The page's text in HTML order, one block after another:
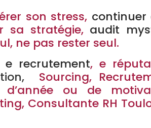
son stress, continuer
sa stratégie, audit
ne pas rester seul.
e recrutement, e
,Sourcing,
ou de
Consultante RH